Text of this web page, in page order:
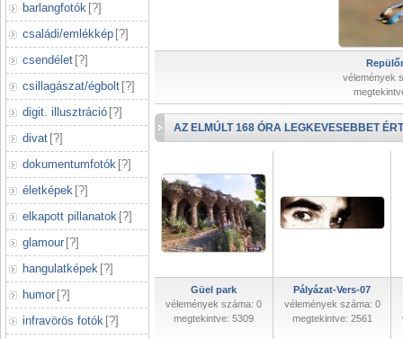
barlangfotók [?]
családi/emlékkép [?]
csendélet [?]
csillagászat/égbolt [?]
digit. illusztráció [?]
divat [?]
dokumentumfotók [?]
életképek [?]
elkapott pillanatok [?]
glamour [?]
hangulatképek [?]
humor [?]
infravörös fotók [?]
vélemények
AZ ELMÚLT 168 ÓRA LEGKEVESEBBET
Güel park
vélemények száma: 0
megtekintve: 5309
Pályázat-Vers-07
vélemények száma: 0
megtekintve: 2561